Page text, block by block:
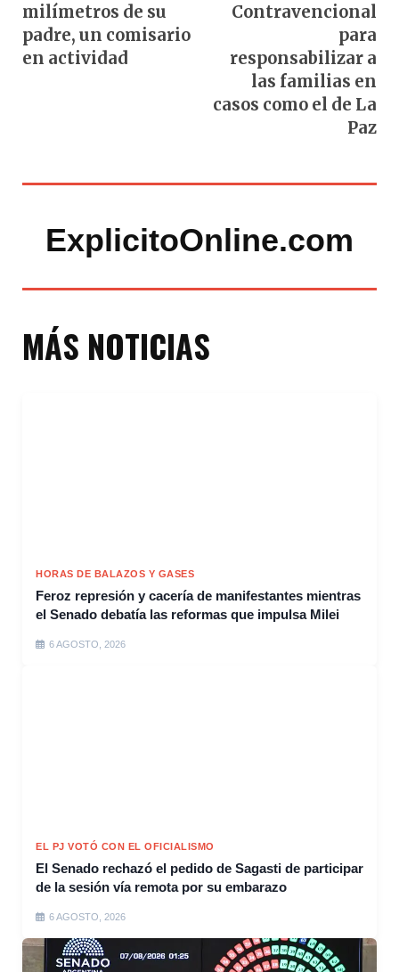
milímetros de su
padre, un comisario
en actividad
Contravencional
para
responsabilizar a
las familias en
casos como el de La
Paz
ExplicitoOnline.com
MÁS NOTICIAS
HORAS DE BALAZOS Y GASES
Feroz represión y cacería de manifestantes mientras
el Senado debatía las reformas que impulsa Milei
6 AGOSTO, 2026
EL PJ VOTÓ CON EL OFICIALISMO
El Senado rechazó el pedido de Sagasti de participar
de la sesión vía remota por su embarazo
6 AGOSTO, 2026